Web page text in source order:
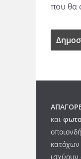
που θα
και
κατόχων